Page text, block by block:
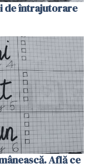
de întrajutorare
Află ce